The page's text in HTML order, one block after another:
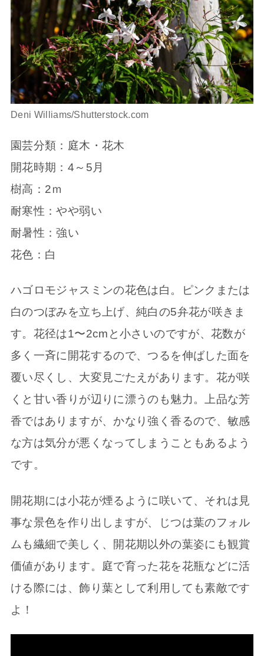
Deni Williams/Shutterstock.com
園芸分類：庭木・花木
開花時期：4～5月
樹高：2ｍ
耐寒性：やや弱い
耐暑性：強い
花色：白
ハゴロモジャスミンの花色は白。ピンクまたは
白のつぼみを立ち上げ、純白の5弁花が咲きま
す。花径は1〜2cmと小さいのですが、花数が
多く一斉に開花するので、つるを伸ばした面を
覆い尽くし、大変見ごたえがあります。花が咲
くと甘い香りが辺りに漂うのも魅力。上品な芳
香ではありますが、かなり強く香るので、敏感
な方は気分が悪くなってしまうこともあるよう
です。
開花期には小花が煙るように咲いて、それは見
事な景色を作り出しますが、じつは葉のフォル
ムも繊細で美しく、開花期以外の葉姿にも観賞
価値があります。庭で育った花を花瓶などに活
ける際には、飾り葉として利用しても素敵です
よ！